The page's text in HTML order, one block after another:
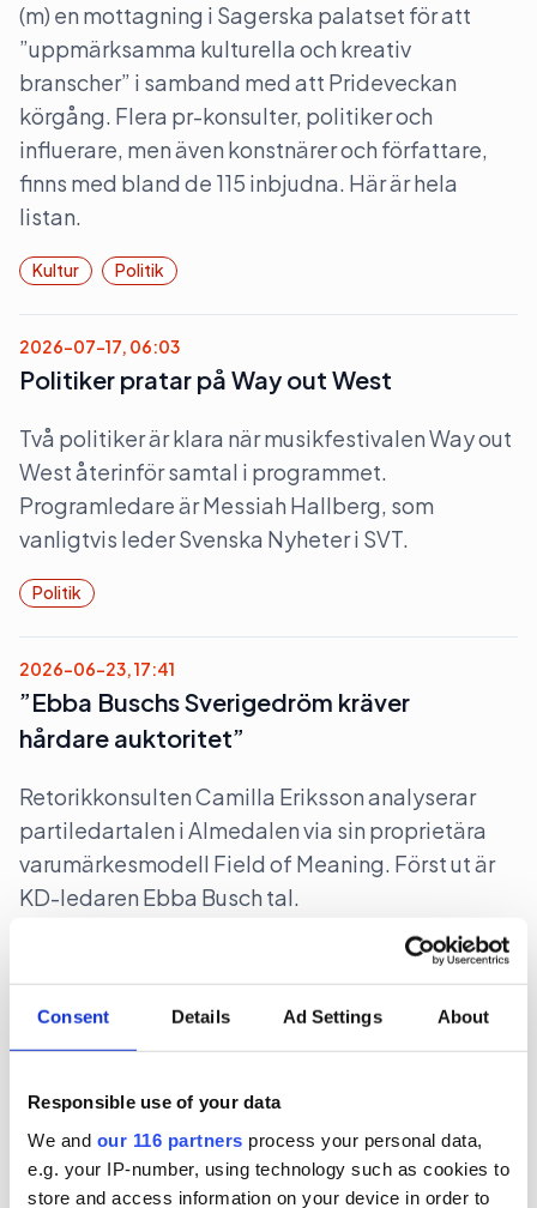
Consent Details Ad Settings About
Responsible use of your data
We and our 116 partners process your personal data,
e.g. your IP-number, using technology such as cookies to
store and access information on your device in order to
(m) en mottagning i Sagerska palatset för att
”uppmärksamma kulturella och kreativ
branscher” i samband med att Prideveckan
körgång. Flera pr-konsulter, politiker och
influerare, men även konstnärer och författare,
finns med bland de 115 inbjudna. Här är hela
listan.
Kultur Politik
2026-07-17, 06:03
Politiker pratar på Way out West
Två politiker är klara när musikfestivalen Way out
West återinför samtal i programmet.
Programledare är Messiah Hallberg, som
vanligtvis leder Svenska Nyheter i SVT.
Politik
2026-06-23, 17:41
”Ebba Buschs Sverigedröm kräver
hårdare auktoritet”
Retorikkonsulten Camilla Eriksson analyserar
partiledartalen i Almedalen via sin proprietära
varumärkesmodell Field of Meaning. Först ut är
KD-ledaren Ebba Busch tal.
2026-06-23, 12:10
Moderaten Christian Holm lämnar sina politiska
uppdrag i Karlstad kommun och drar tillbaka sin